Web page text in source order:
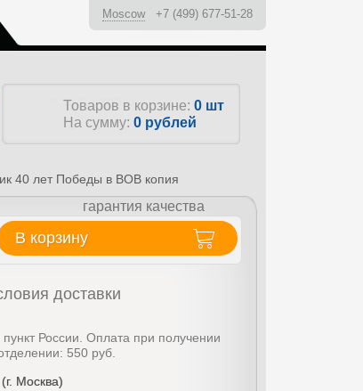
Moscow +7 (499) 677-51-28
Товаров в корзине: 0 шт
На сумму: 0 рублей
40 лет Победы в ВОВ копия
гарантия качества
В корзину
доставки
России. Оплата при получении
550 руб.
Москва)